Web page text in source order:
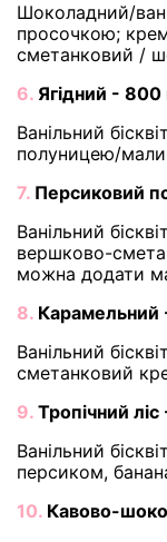
Шоколадний/
просочкою;
сметанковий /
6. Ягідний - 800
Ванільний
полуницею/
7. Персиковий
Ванільний
вершково-
можна додати
8. Карамельний
Ванільний
сметанковий
9. Тропічний
Ванільний
персиком,
10. Кавово-